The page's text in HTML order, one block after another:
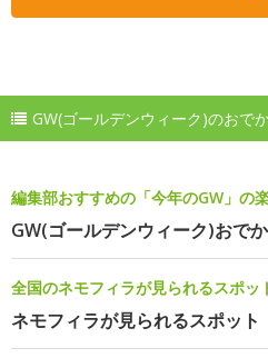
GW(ゴールデンウィーク)のおで
編集部おすすめの「今年のGW」の
GW(ゴールデンウィーク)おで
全国のネモフィラが見られるスポッ
ネモフィラが見られるスポット